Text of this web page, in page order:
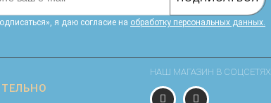
я даю cогласие на обработку персональных данных.
НАШ МАГАЗИН В СОЦСЕТЯХ